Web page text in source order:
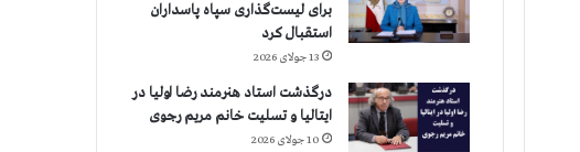
برای لیست‌گذاری سپاه پاسداران
استقبال کرد
13 جولای 2026
درگذشت استاد هنرمند رضا اولیا در
ایتالیا و تسلیت خانم مریم رجوی
10 جولای 2026